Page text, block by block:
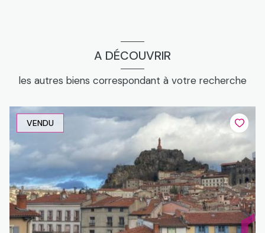
A DÉCOUVRIR
les autres biens correspondant à votre recherche
VENDU